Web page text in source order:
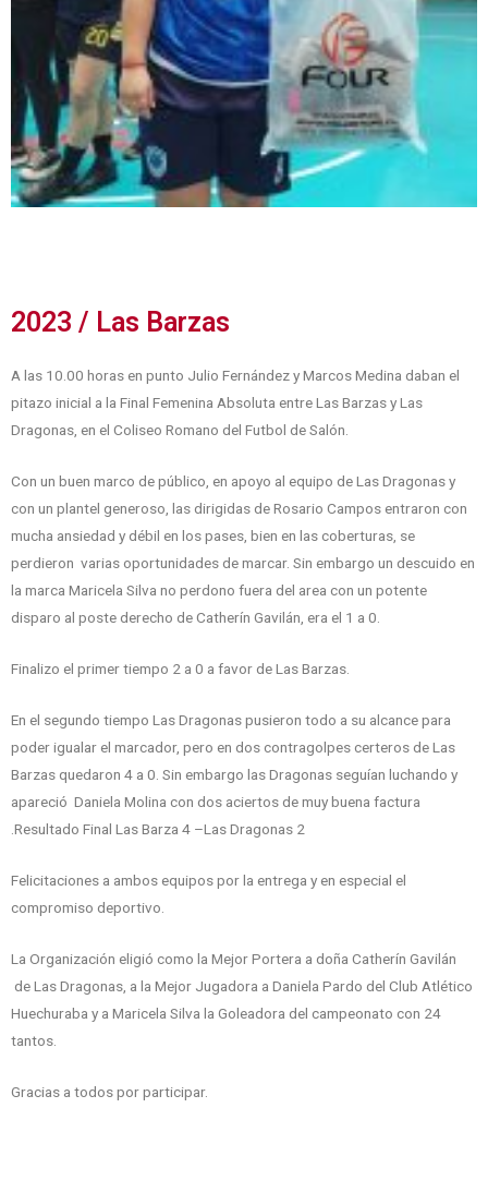
2023 / Las Barzas
A las 10.00 horas en punto Julio Fernández y Marcos Medina daban el
pitazo inicial a la Final Femenina Absoluta entre Las Barzas y Las
Dragonas, en el Coliseo Romano del Futbol de Salón.
Con un buen marco de público, en apoyo al equipo de Las Dragonas y
con un plantel generoso, las dirigidas de Rosario Campos entraron con
mucha ansiedad y débil en los pases, bien en las coberturas, se
perdieron varias oportunidades de marcar. Sin embargo un descuido en
la marca Maricela Silva no perdono fuera del area con un potente
disparo al poste derecho de Catherín Gavilán, era el 1 a 0.
Finalizo el primer tiempo 2 a 0 a favor de Las Barzas.
En el segundo tiempo Las Dragonas pusieron todo a su alcance para
poder igualar el marcador, pero en dos contragolpes certeros de Las
Barzas quedaron 4 a 0. Sin embargo las Dragonas seguían luchando y
apareció Daniela Molina con dos aciertos de muy buena factura
.Resultado Final Las Barza 4 –Las Dragonas 2
Felicitaciones a ambos equipos por la entrega y en especial el
compromiso deportivo.
La Organización eligió como la Mejor Portera a doña Catherín Gavilán
de Las Dragonas, a la Mejor Jugadora a Daniela Pardo del Club Atlético
Huechuraba y a Maricela Silva la Goleadora del campeonato con 24
tantos.
Gracias a todos por participar.